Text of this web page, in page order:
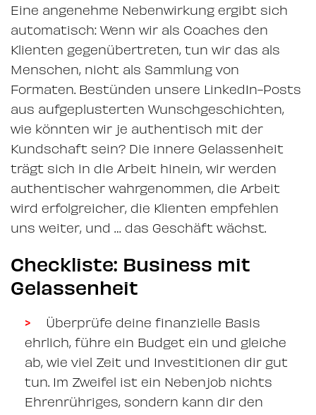
Eine angenehme Nebenwirkung ergibt sich
automatisch: Wenn wir als Coaches den
Klienten gegenübertreten, tun wir das als
Menschen, nicht als Sammlung von
Formaten. Bestünden unsere LinkedIn-Posts
aus aufgeplusterten Wunschgeschichten,
wie könnten wir je authentisch mit der
Kundschaft sein? Die innere Gelassenheit
trägt sich in die Arbeit hinein, wir werden
authentischer wahrgenommen, die Arbeit
wird erfolgreicher, die Klienten empfehlen
uns weiter, und … das Geschäft wächst.
Checkliste: Business mit
Gelassenheit
Überprüfe deine finanzielle Basis
ehrlich, führe ein Budget ein und gleiche
ab, wie viel Zeit und Investitionen dir gut
tun. Im Zweifel ist ein Nebenjob nichts
Ehrenrühriges, sondern kann dir den